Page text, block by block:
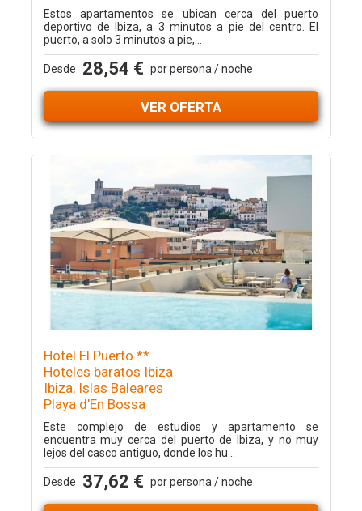
Estos apartamentos se ubican cerca del puerto
deportivo de Ibiza, a 3 minutos a pie del centro. El
puerto, a solo 3 minutos a pie,...
Desde 28,54 € por persona / noche
VER OFERTA
Hotel El Puerto **
Hoteles baratos Ibiza
Ibiza, Islas Baleares
Playa d'En Bossa
Este complejo de estudios y apartamento se
encuentra muy cerca del puerto de Ibiza, y no muy
lejos del casco antiguo, donde los hu...
Desde 37,62 € por persona / noche